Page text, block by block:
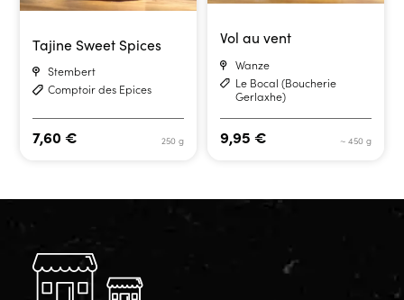
Tajine Sweet Spices
Stembert
Comptoir des Epices
250 g
7,60€
Vol au vent
Wanze
Le Bocal (Boucherie
Gerlaxhe)
~ 450 g
9,95 €